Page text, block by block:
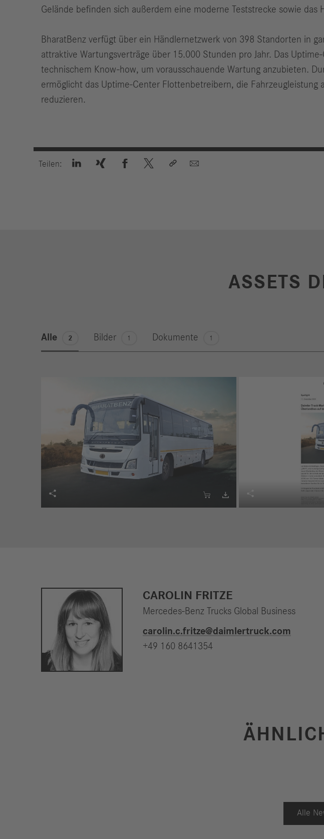
Gelände befinden sich außerdem eine moderne Teststrecke sowie
BharatBenz verfügt über ein Händlernetzwerk von 398 Standorten in
attraktive Wartungsverträge über 15.000 Stunden pro Jahr. Das
technischem Know-how, um vorausschauende Wartung anzubieten.
ermöglicht das Uptime-Center Flottenbetreibern, die
reduzieren.
Teilen:      
ASSETS
Alle 2 Bilder 1 Dokumente 1
   
CAROLIN FRITZE
Mercedes-Benz Trucks Global Business
carolin.c.fritze​@daimlertruck.com
+49 160 8641354
Alle